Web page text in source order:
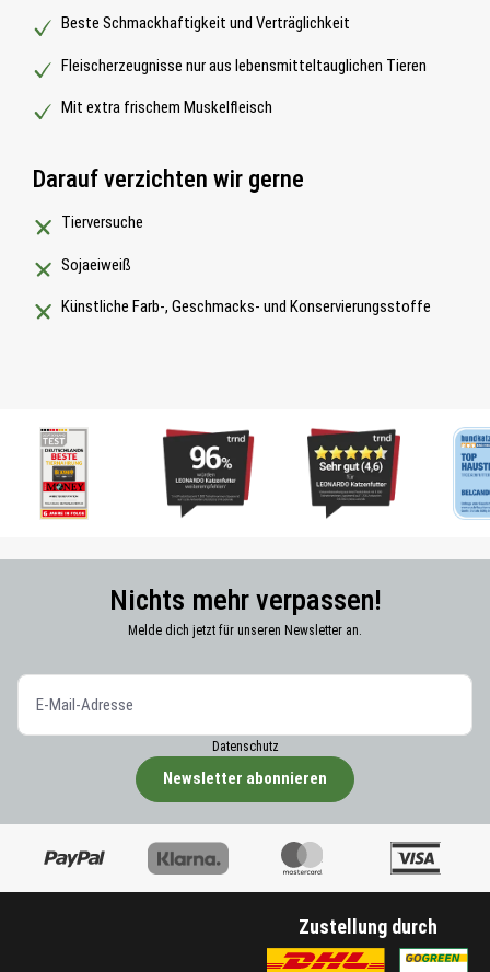
Beste Schmackhaftigkeit und Verträglichkeit
Fleischerzeugnisse nur aus lebensmitteltauglichen Tieren
Mit extra frischem Muskelfleisch
Darauf verzichten wir gerne
Tierversuche
Sojaeiweiß
Künstliche Farb-, Geschmacks- und Konservierungsstoffe
Nichts mehr verpassen!
Melde dich jetzt für unseren Newsletter an.
Datenschutz
Newsletter abonnieren
Zustellung durch